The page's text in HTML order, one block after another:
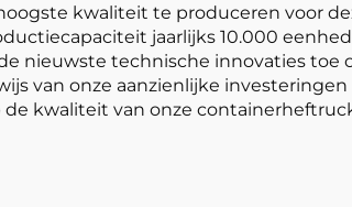
kwaliteit te produceren voor
jaarlijks 10.000
nieuwste technische innovaties toe
van onze aanzienlijke
kwaliteit van onze